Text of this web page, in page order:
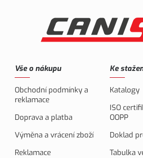
Vše o nákupu
Obchodní podmínky a
reklamace
Doprava a platba
Výměna a vrácení zboží
Reklamace
Ke
Katalogy
ISO
OOPP
Doklad
Tabulka